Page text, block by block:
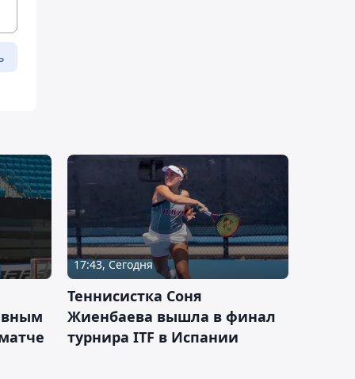
17:43, Сегодня
Теннисистка Соня
Жиенбаева вышла в финал
турнира ITF в Испании